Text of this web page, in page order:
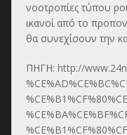
νοοτροπίες τύπου
ικανοί από το
θα συνεχίσουν την
ΠΗΓΗ: http://